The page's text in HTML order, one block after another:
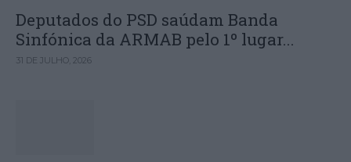
Deputados do PSD saúdam Banda
Sinfónica da ARMAB pelo 1º lugar...
31 DE JULHO, 2026